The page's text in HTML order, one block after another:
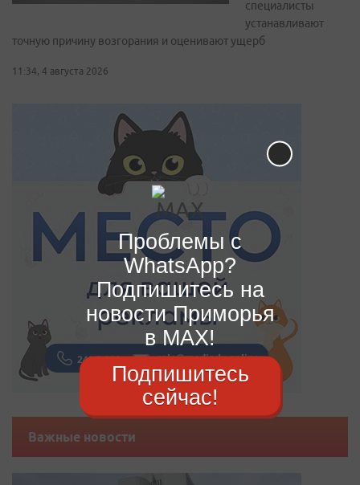
специалисты
устанавливают
точную причину возгорания и оценивают ущерб
11:34, 4 августа 2026
Важные новости
Проблемы с
WhatsApp?
Подпишитесь на
новости Приморья
в MAX!
Подпишитесь
сейчас!